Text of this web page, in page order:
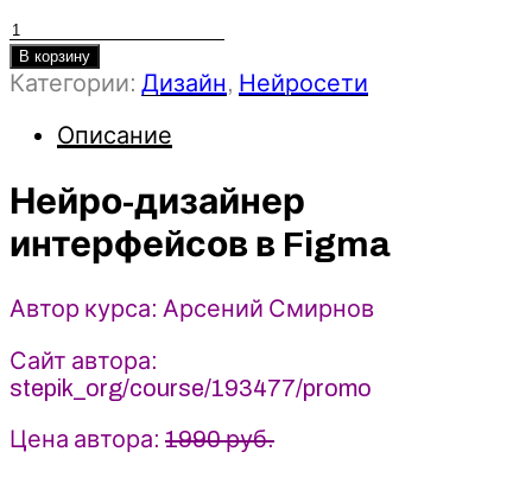
Количество
товара
Нейро-
интерфейсов
Figma
Арсений
(2024)
В корзину
Категории: Дизайн, Нейросети
Описание
Нейро-дизайнер
интерфейсов в Figma
Автор курса: Арсений Смирнов
Сайт автора:
stepik_org/course/193477/promo
Цена автора: 1990 руб.